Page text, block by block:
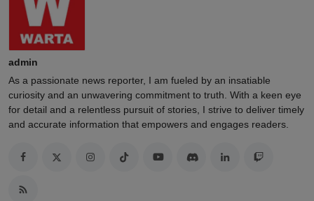
admin
As a passionate news reporter, I am fueled by an insatiable
curiosity and an unwavering commitment to truth. With a keen eye
for detail and a relentless pursuit of stories, I strive to deliver timely
and accurate information that empowers and engages readers.